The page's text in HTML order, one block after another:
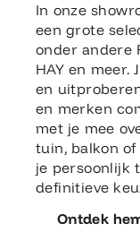
In onze
een grote
onder andere
HAY en meer.
en
en merken
met je mee
tuin, balkon
je persoonlijk
definitieve
Ontdek